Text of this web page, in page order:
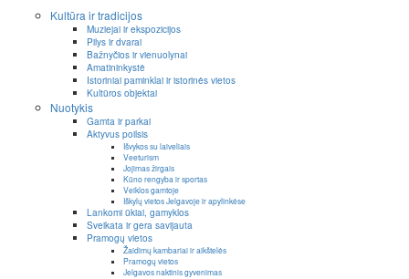
Kultūra ir tradicijos
Muziejai ir ekspozicijos
Pilys ir dvarai
Bažnyčios ir vienuolynai
Amatininkystė
Istoriniai paminklai ir istorinės vietos
Kultūros objektai
Nuotykis
Gamta ir parkai
Aktyvus poilsis
Išvykos su laiveliais
Veeturism
Jojimas žirgais
Kūno rengyba ir sportas
Veiklos gamtoje
Iškylų vietos Jelgavoje ir apylinkėse
Lankomi ūkiai, gamyklos
Sveikata ir gera savijauta
Pramogų vietos
Žaidimų kambariai ir aikštelės
Pramogų vietos
Jelgavos naktinis gyvenimas